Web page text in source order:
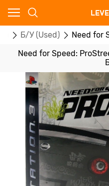
Б/У (Used) Need for
Need for Speed:
Ваш город - Москва,
угадали?
ДА НЕТ